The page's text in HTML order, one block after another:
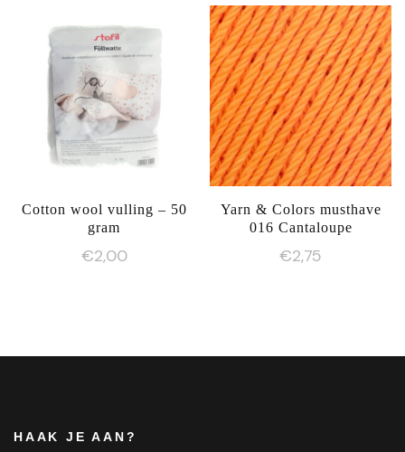
Cotton wool vulling – 50
gram
€2,00
Yarn & Colors musthave
016 Cantaloupe
€2,75
HAAK JE AAN?